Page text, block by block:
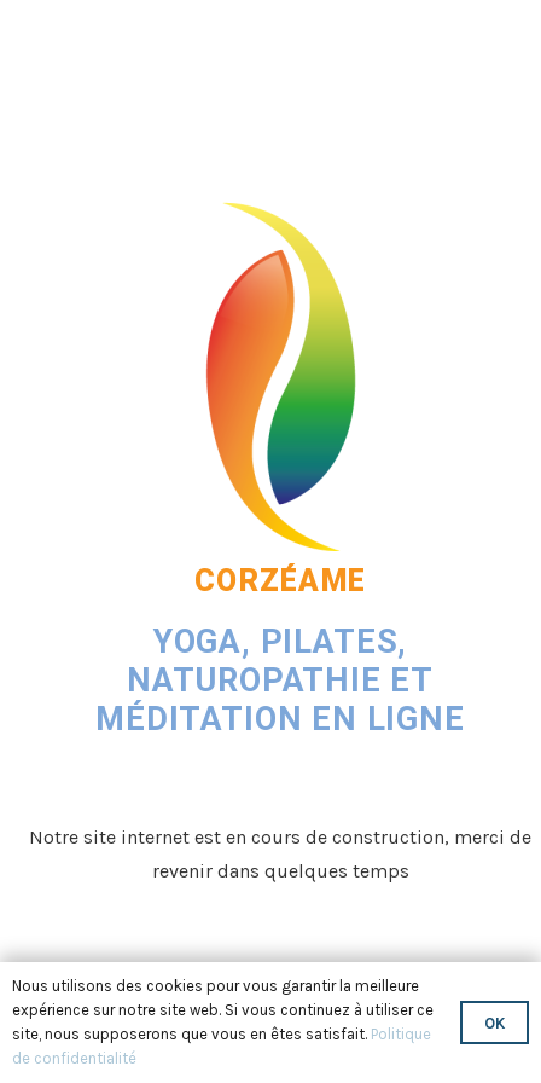
CORZÉAME
YOGA, PILATES,
NATUROPATHIE ET
MÉDITATION EN LIGNE
Notre site internet est en cours de construction, merci de
revenir dans quelques temps
Nous utilisons des cookies pour vous garantir la meilleure
expérience sur notre site web. Si vous continuez à utiliser ce
site, nous supposerons que vous en êtes satisfait. Politique
de confidentialité
OK